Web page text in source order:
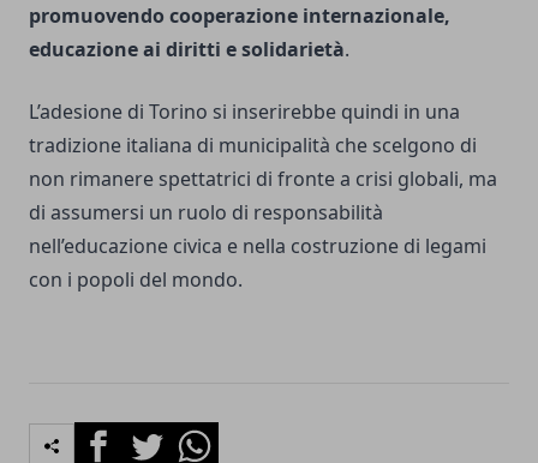
promuovendo cooperazione internazionale,
educazione ai diritti e solidarietà.
L’adesione di Torino si inserirebbe quindi in una
tradizione italiana di municipalità che scelgono di
non rimanere spettatrici di fronte a crisi globali, ma
di assumersi un ruolo di responsabilità
nell’educazione civica e nella costruzione di legami
con i popoli del mondo.
FacebookTwitterWhatsapp